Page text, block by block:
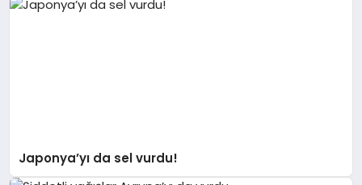
Japonya’yı da sel vurdu!